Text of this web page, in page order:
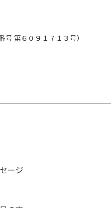
第６０９１７１３号）
ージ